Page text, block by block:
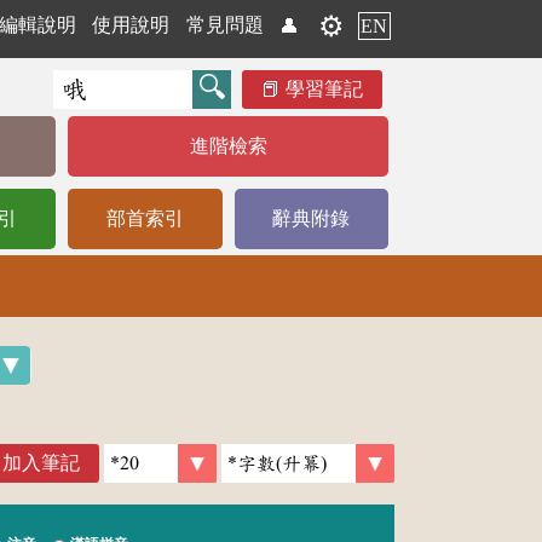
編輯說明 使用說明 常見問題 👤 ⚙️ EN
學習筆記
進階檢索
部首索引 辭典附錄
加入筆記